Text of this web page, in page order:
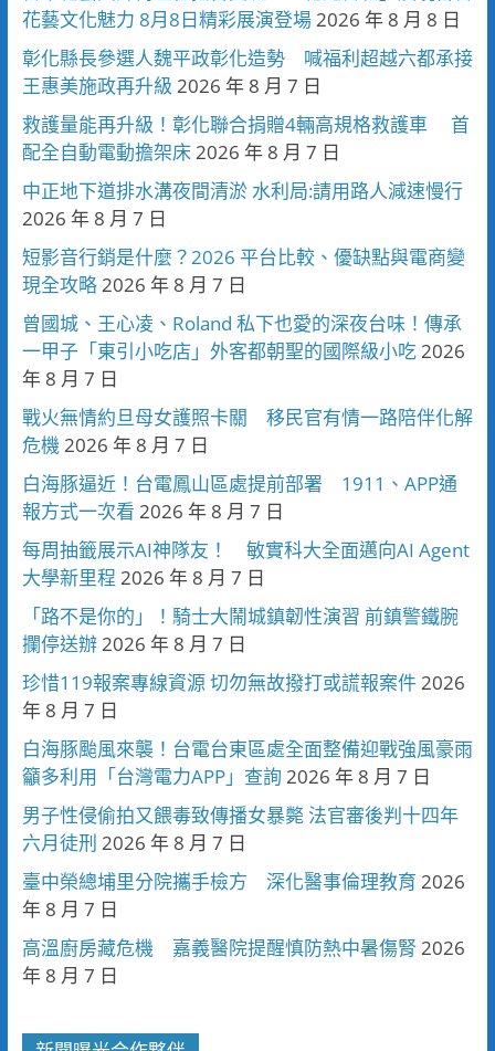
花藝文化魅力 8月8日精彩展演登場2026 年 8 月 8 日
彰化縣長參選人魏平政彰化造勢 喊福利超越六都承接
王惠美施政再升級 2026 年 8 月 7 日
救護量能再升級！彰化聯合捐贈4輛高規格救護車 首
配全自動電動擔架床2026 年 8 月 7 日
中正地下道排水溝夜間清淤 水利局:請用路人減速慢行
2026 年 8 月 7 日
短影音行銷是什麼？2026 平台比較、優缺點與電商變
現全攻略2026 年 8 月 7 日
曾國城、王心凌、Roland 私下也愛的深夜台味！傳承
一甲子「東引小吃店」外客都朝聖的國際級小吃2026
年 8 月 7 日
戰火無情約旦母女護照卡關 移民官有情一路陪伴化解
危機2026 年 8 月 7 日
白海豚逼近！台電鳳山區處提前部署 1911、APP通
報方式一次看 2026 年 8 月 7 日
每周抽籤展示AI神隊友！ 敏實科大全面邁向AI Agent
大學新里程 2026 年 8 月 7 日
「路不是你的」！騎士大鬧城鎮韌性演習 前鎮警鐵腕
攔停送辦2026 年 8 月 7 日
珍惜119報案專線資源 切勿無故撥打或謊報案件2026
年 8 月 7 日
白海豚颱風來襲！台電台東區處全面整備迎戰強風豪雨
籲多利用「台灣電力APP」查詢 2026 年 8 月 7 日
男子性侵偷拍又餵毒致傳播女暴斃 法官審後判十四年
六月徒刑 2026 年 8 月 7 日
臺中榮總埔里分院攜手檢方 深化醫事倫理教育 2026
年 8 月 7 日
高溫廚房藏危機 嘉義醫院提醒慎防熱中暑傷腎 2026
年 8 月 7 日